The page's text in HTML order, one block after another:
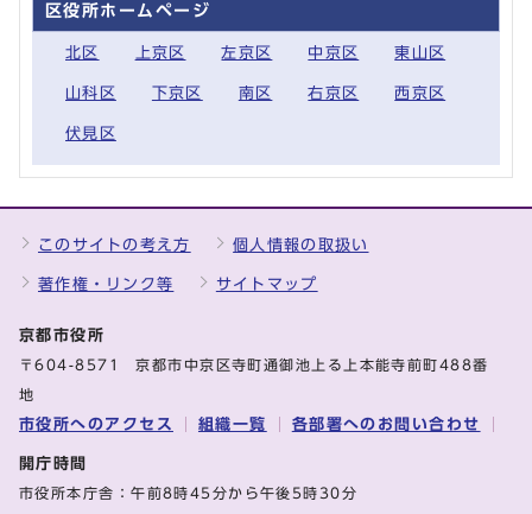
区役所ホームページ
北区 上京区 左京区 中京区 東山区
山科区 下京区 南区 右京区 西京区
伏見区
このサイトの考え方 個人情報の取扱い
著作権・リンク等 サイトマップ
京都市役所
〒604-8571 京都市中京区寺町通御池上る上本能寺前町488番
地
市役所へのアクセス 組織一覧 各部署へのお問い合わせ
開庁時間
市役所本庁舎：午前8時45分から午後5時30分